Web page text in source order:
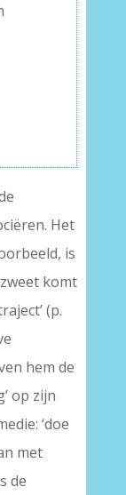
Het
is
komt
(p.
hem de
op zijn
‘doe
met
de